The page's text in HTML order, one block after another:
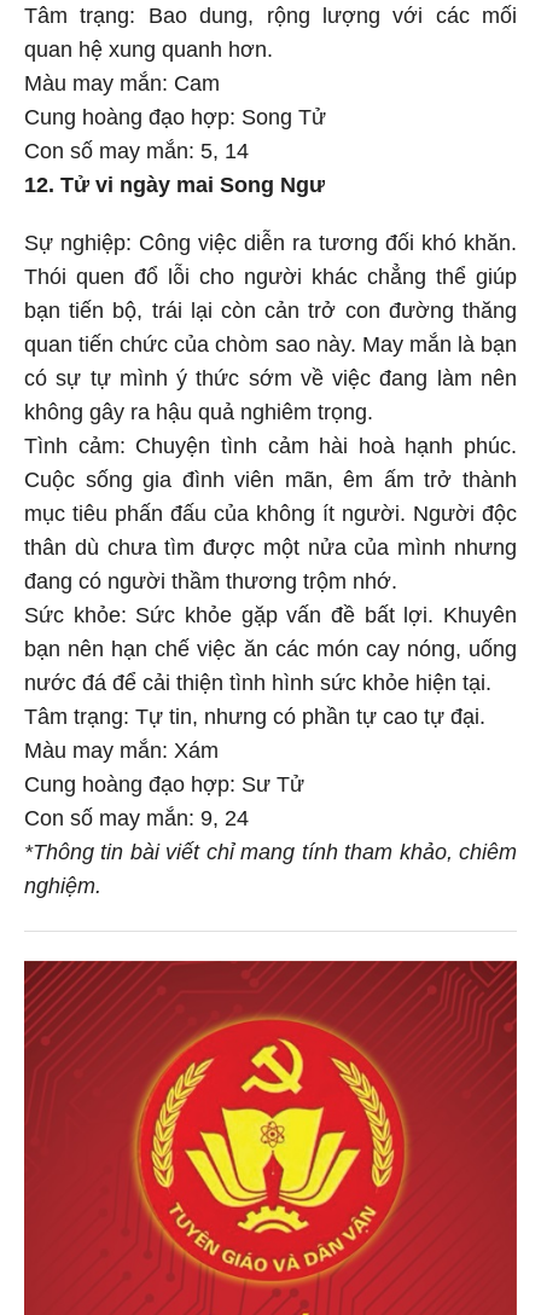
Tâm trạng: Bao dung, rộng lượng với các mối
quan hệ xung quanh hơn.
Màu may mắn: Cam
Cung hoàng đạo hợp: Song Tử
Con số may mắn: 5, 14
12. Tử vi ngày mai Song Ngư
Sự nghiệp: Công việc diễn ra tương đối khó khăn.
Thói quen đổ lỗi cho người khác chẳng thể giúp
bạn tiến bộ, trái lại còn cản trở con đường thăng
quan tiến chức của chòm sao này. May mắn là bạn
có sự tự mình ý thức sớm về việc đang làm nên
không gây ra hậu quả nghiêm trọng.
Tình cảm: Chuyện tình cảm hài hoà hạnh phúc.
Cuộc sống gia đình viên mãn, êm ấm trở thành
mục tiêu phấn đấu của không ít người. Người độc
thân dù chưa tìm được một nửa của mình nhưng
đang có người thầm thương trộm nhớ.
Sức khỏe: Sức khỏe gặp vấn đề bất lợi. Khuyên
bạn nên hạn chế việc ăn các món cay nóng, uống
nước đá để cải thiện tình hình sức khỏe hiện tại.
Tâm trạng: Tự tin, nhưng có phần tự cao tự đại.
Màu may mắn: Xám
Cung hoàng đạo hợp: Sư Tử
Con số may mắn: 9, 24
*Thông tin bài viết chỉ mang tính tham khảo, chiêm
nghiệm.